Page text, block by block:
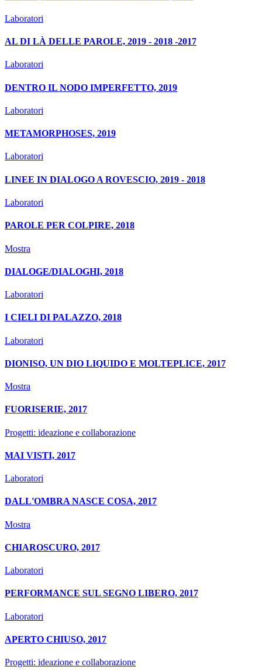
Laboratori
AL DI LÀ DELLE PAROLE, 2019 - 2018 -2017
Laboratori
DENTRO IL NODO IMPERFETTO, 2019
Laboratori
METAMORPHOSES, 2019
Laboratori
LINEE IN DIALOGO A ROVESCIO, 2019 - 2018
Laboratori
PAROLE PER COLPIRE, 2018
Mostra
DIALOGE/DIALOGHI, 2018
Laboratori
I CIELI DI PALAZZO, 2018
Laboratori
DIONISO, UN DIO LIQUIDO E MOLTEPLICE, 2017
Mostra
FUORISERIE, 2017
Progetti: ideazione e collaborazione
MAI VISTI, 2017
Laboratori
DALL'OMBRA NASCE COSA, 2017
Mostra
CHIAROSCURO, 2017
Laboratori
PERFORMANCE SUL SEGNO LIBERO, 2017
Laboratori
APERTO CHIUSO, 2017
Progetti: ideazione e collaborazione